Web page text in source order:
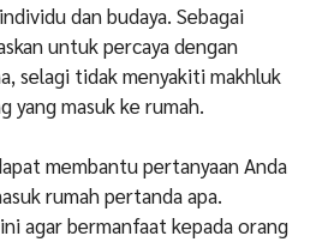
dan budaya. Sebagai
untuk percaya dengan
selagi tidak menyakiti makhluk
yang masuk ke rumah.
membantu pertanyaan Anda
rumah pertanda apa.
agar bermanfaat kepada orang